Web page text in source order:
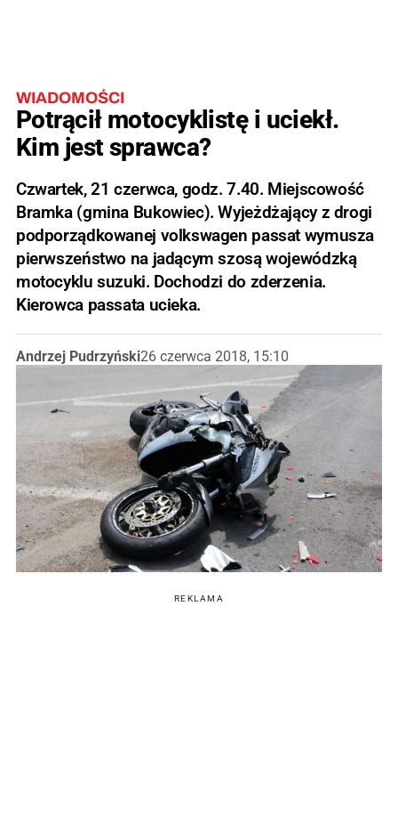
WIADOMOŚCI
Potrącił motocyklistę i uciekł.
Kim jest sprawca?
Czwartek, 21 czerwca, godz. 7.40. Miejscowość
Bramka (gmina Bukowiec). Wyjeżdżający z drogi
podporządkowanej volkswagen passat wymusza
pierwszeństwo na jadącym szosą wojewódzką
motocyklu suzuki. Dochodzi do zderzenia.
Kierowca passata ucieka.
Andrzej Pudrzyński26 czerwca 2018, 15:10
REKLAMA